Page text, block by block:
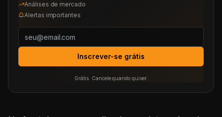
Análises de mercado
Alertas importantes
Inscrever-se grátis
Grátis. Cancele quando quiser.